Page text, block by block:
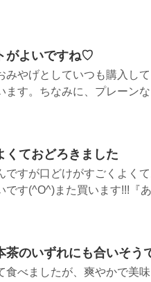
がよいですね♡
みやげとしていつも購入し
ます。ちなみに、プレーン
くておどろきました
すが口どけがすごくよく
です(^O^)また買います!!!『
茶のいずれにも合いそう
食べましたが、爽やかで美